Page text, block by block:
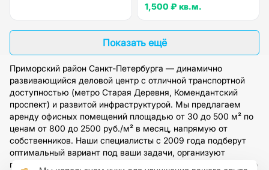
1,500 ₽ кв.м.
Показать ещё
Приморский район Санкт-Петербурга — динамично
развивающийся деловой центр с отличной транспортной
доступностью (метро Старая Деревня, Комендантский
проспект) и развитой инфраструктурой. Мы предлагаем
аренду офисных помещений площадью от 30 до 500 м² по
ценам от 800 до 2500 руб./м² в месяц, напрямую от
собственников. Наши специалисты с 2009 года подберут
оптимальный вариант под ваши задачи, организуют
просмотр и обеспечат полное юридическое сопровождение